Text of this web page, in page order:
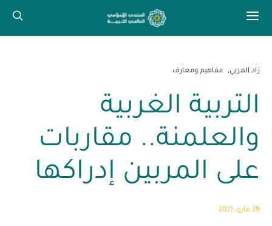
زاد المربي مفاهيم ومعارف
التربية الغربية
والعلمنة.. مقاربات
على المربين إدراكها
29 مايو، 2021